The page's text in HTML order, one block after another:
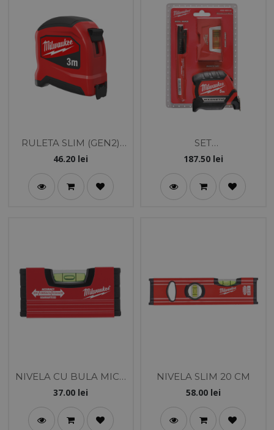
RULETA SLIM (GEN2)
3M
46.20 lei
SET
MARCARE+MASURARE
187.50lei
NIVELA CU BULA MICA
10 CM
37.00 lei
NIVELA SLIM 20 CM
58.00lei